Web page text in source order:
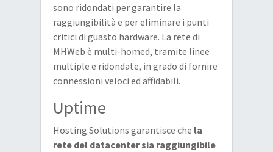
sono ridondati per garantire la
raggiungibilità e per eliminare i punti
critici di guasto hardware. La rete di
MHWeb è multi-homed, tramite linee
multiple e ridondate, in grado di fornire
connessioni veloci ed affidabili.
Uptime
Hosting Solutions garantisce che la
rete del datacenter sia raggiungibile